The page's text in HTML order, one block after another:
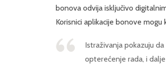
bonova odvija isključivo
Korisnici aplikacije bonove
Istraživanja pokazuju
opterećenje rada, i